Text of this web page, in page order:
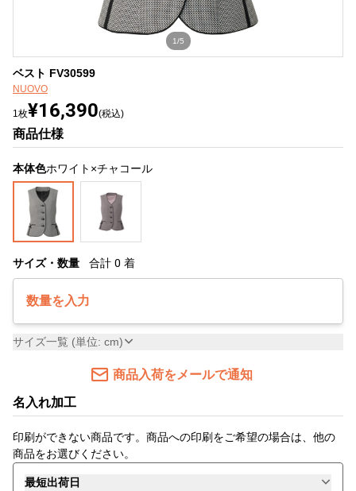
1/5
ベスト FV30599
NUOVO
1枚¥16,390(税込)
商品仕様
本体色ホワイト×チャコール
サイズ・数量 合計 0 着
数量を入力
サイズ一覧 (単位: cm)
商品入荷をメールで通知
名入れ加工
印刷ができない商品です。商品への印刷をご希望の場合は、他の
商品をお選びください。
最短出荷日